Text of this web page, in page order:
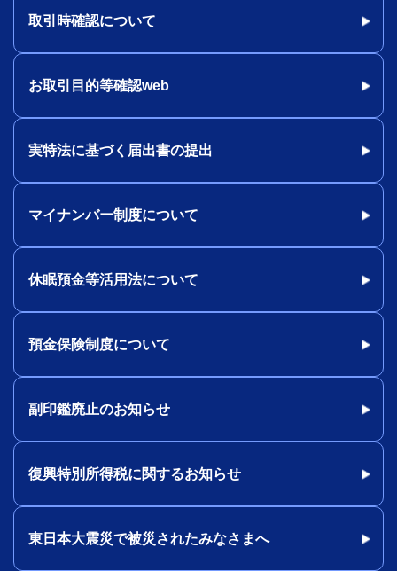
取引時確認について
お取引目的等確認web
実特法に基づく届出書の提出
マイナンバー制度について
休眠預金等活用法について
預金保険制度について
副印鑑廃止のお知らせ
復興特別所得税に関するお知らせ
東日本大震災で被災されたみなさまへ